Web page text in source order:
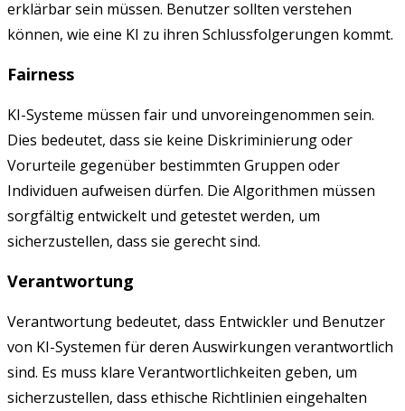
erklärbar sein müssen. Benutzer sollten verstehen
können, wie eine KI zu ihren Schlussfolgerungen kommt.
Fairness
KI-Systeme müssen fair und unvoreingenommen sein.
Dies bedeutet, dass sie keine Diskriminierung oder
Vorurteile gegenüber bestimmten Gruppen oder
Individuen aufweisen dürfen. Die Algorithmen müssen
sorgfältig entwickelt und getestet werden, um
sicherzustellen, dass sie gerecht sind.
Verantwortung
Verantwortung bedeutet, dass Entwickler und Benutzer
von KI-Systemen für deren Auswirkungen verantwortlich
sind. Es muss klare Verantwortlichkeiten geben, um
sicherzustellen, dass ethische Richtlinien eingehalten